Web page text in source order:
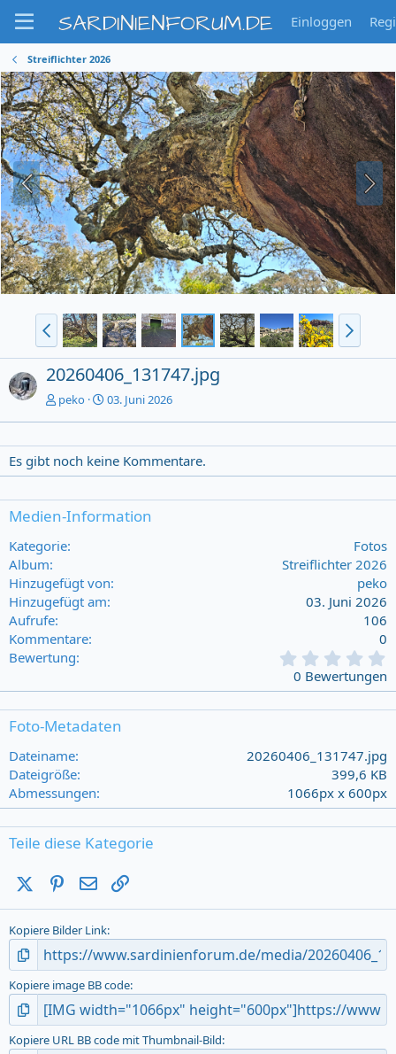
SARDINIENFORUM.DE Einloggen
Streiflichter 2026
20260406_131747.jpg
peko 03. Juni 2026
Es gibt noch keine Kommentare.
Medien-Information
Kategorie
Fotos
Album
Streiflichter 2026
Hinzugefügt von
peko
Hinzugefügt am
03. Juni 2026
Aufrufe
106
Kommentare
0
Bewertung
0
0
s
0 Bewertungen
Foto-Metadaten
Dateiname
20260406_131747.jpg
Dateigröße
399,6 KB
Abmessungen
1066px x 600px
Teile diese Kategorie
X (Twitter)Pinterest
E-Mail
Kopiere Bilder Link
Kopiere image BB code
Kopiere URL BB code mit Thumbnail-Bild